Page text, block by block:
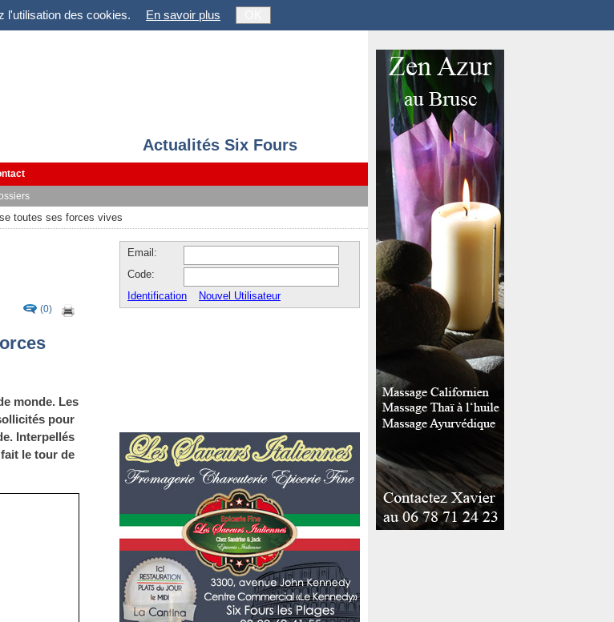
l'utilisation des cookies. En savoir plus
Actualités Six Fours
toutes ses forces vives
(0)
monde. Les
pour
Interpellés
le tour de
Email:
Code:
Identification
Nouvel Utilisateur